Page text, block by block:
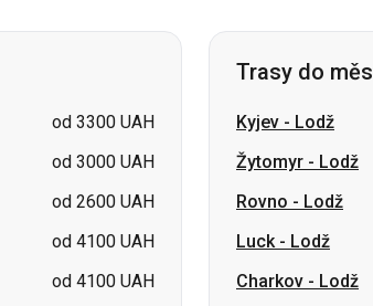
od 4100 UAH
od 4100 UAH
od 4300 UAH
od 3900 UAH
od 3800 UAH
Rovno-Lodž
Luck-Lodž
Charkov-Lodž
Kropyvnyckyj
Poltava-Lodž
Krivoj Rog-Lodž